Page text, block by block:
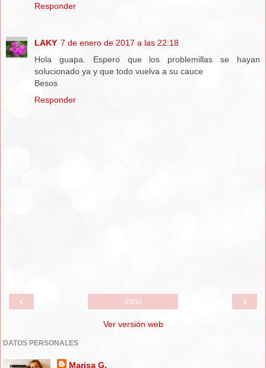
Responder
LAKY 7 de enero de 2017 a las 22:18
Hola guapa. Espero que los problemillas se hayan
solucionado ya y que todo vuelva a su cauce
Besos
Responder
‹ ›
Inicio
Ver versión web
DATOS PERSONALES
Marisa G.